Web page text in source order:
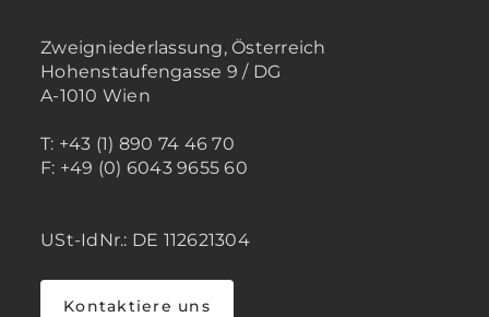
Zweigniederlassung, Österreich
Hohenstaufengasse 9 / DG
A-1010 Wien
T: +43 (1) 890 74 46 70
F: +49 (0) 6043 9655 60
USt-IdNr.: DE 112621304
Kontaktiere uns